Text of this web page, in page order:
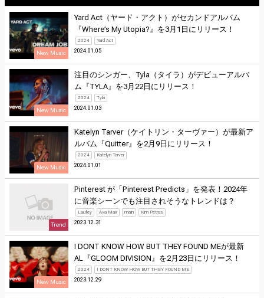
New Music
Yard Act（ヤード・アクト）がセカンドアルバム
『Where’s My Utopia?』を3月1日にリリース！
2024 Yard Act
2024.01.05
New Music
注目のシンガー、Tyla（タイラ）がデビューアルバ
ム『TYLA』を3月22日にリリース！
2024 Tyla
2024.01.03
New Music
Katelyn Tarver（ケイトリン・ターヴァー）が最新ア
ルバム『Quitter』を2月9日にリリース！
2024 Katelyn Tarver
2024.01.01
Trend
Pinterest が「Pinterest Predicts」を発表！2024年
に音楽シーンでも注目されそうなトレンドは？
Laufey Ava Max main Kim Petras
2023.12.31
New Music
I DONT KNOW HOW BUT THEY FOUND MEが最新
AL『GLOOM DIVISION』を2月23日にリリース！
2024 I DONT KNOW HOW BUT THEY FOUND ME
2023.12.29